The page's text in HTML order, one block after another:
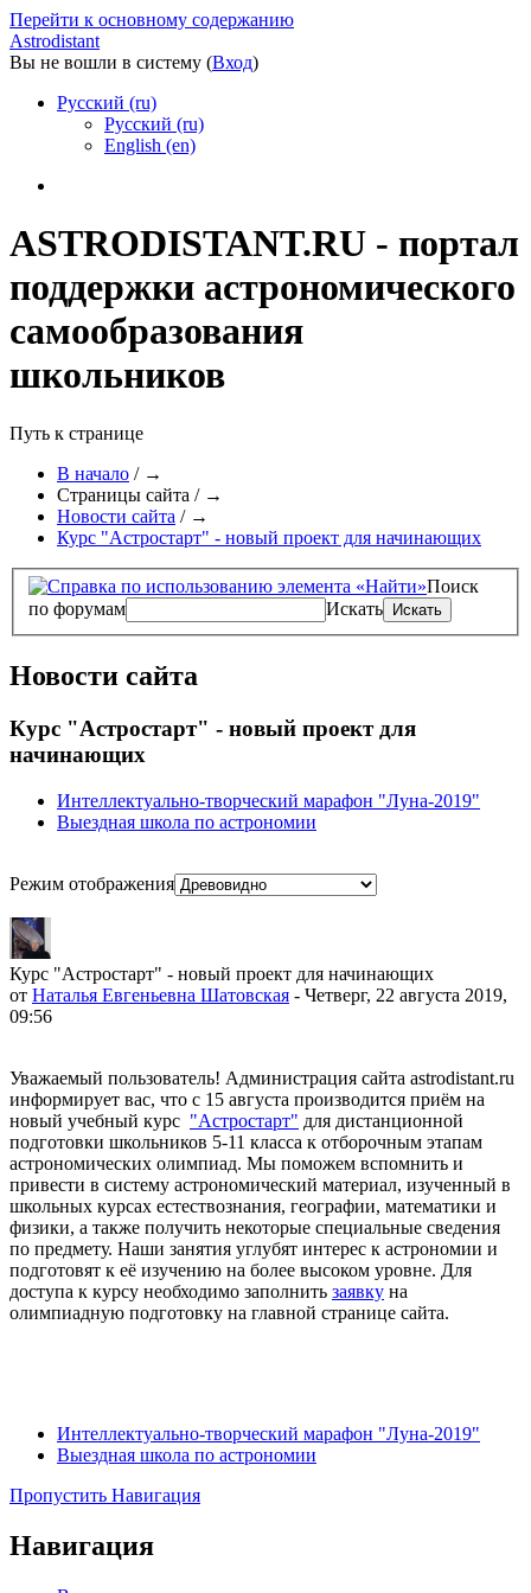
Перейти к основному содержанию
Astrodistant
Вы не вошли в систему (Вход)
Русский (ru)
Русский (ru)
English (en)
ASTRODISTANT.RU - портал
поддержки астрономического
самообразования
школьников
Путь к странице
В начало / →
Страницы сайта / →
Новости сайта / →
Курс "Астростарт" - новый проект для начинающих
Поиск
по форумам
Искать
Новости сайта
Курс "Астростарт" - новый проект для
начинающих
Интеллектуально-творческий марафон "Луна-2019"
Выездная школа по астрономии
Режим отображения
Курс "Астростарт" - новый проект для начинающих
от Наталья Евгеньевна Шатовская - Четверг, 22 августа 2019,
09:56
Уважаемый пользователь! Администрация сайта astrodistant.ru
информирует вас, что с 15 августа производится приём на
новый учебный курс "Астростарт" для дистанционной
подготовки школьников 5-11 класса к отборочным этапам
астрономических олимпиад. Мы поможем вспомнить и
привести в систему астрономический материал, изученный в
школьных курсах естествознания, географии, математики и
физики, а также получить некоторые специальные сведения
по предмету. Наши занятия углубят интерес к астрономии и
подготовят к её изучению на более высоком уровне. Для
доступа к курсу необходимо заполнить заявку на
олимпиадную подготовку на главной странице сайта.
Интеллектуально-творческий марафон "Луна-2019"
Выездная школа по астрономии
Пропустить Навигация
Навигация